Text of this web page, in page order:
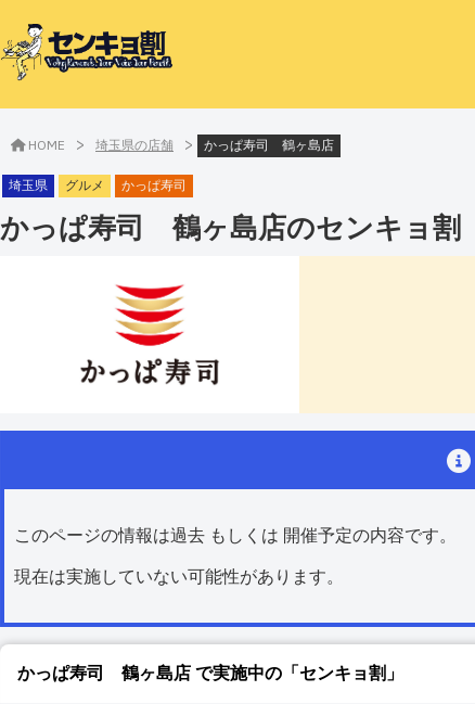
HOME > 埼玉県の店舗 > かっぱ寿司 鶴ヶ島店
埼玉県 グルメ かっぱ寿司
かっぱ寿司 鶴ヶ島店のセンキョ割
このページの情報は過去 もしくは 開催予定の内容です。
現在は実施していない可能性があります。
かっぱ寿司 鶴ヶ島店 で実施中の「センキョ割」